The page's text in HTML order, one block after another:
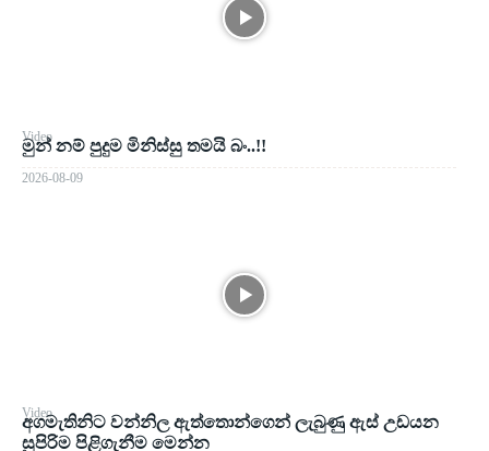
Video
මුන් නම් පුදුම මිනිස්සු තමයි බං..!!
2026-08-09
Video
අගමැතිනිට වන්නිල ඇත්තොන්ගෙන් ලැබුණු ඇස් උඩයන
සුපිරිම පිළිගැනීම මෙන්න